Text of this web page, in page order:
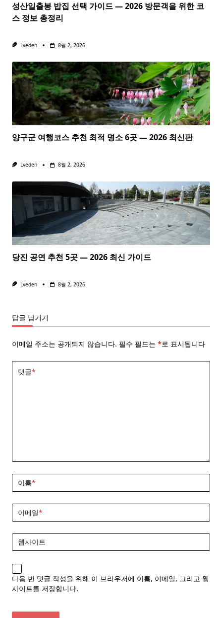
성산일출봉 밥집 선택 가이드 — 2026 방문객을 위한 코
스 정보 총정리
Lveden 8월 2, 2026
양구군 여행코스 추천 최적 명소 6곳 — 2026 최신판
Lveden 8월 2, 2026
당진 공연 추천 5곳 — 2026 최신 가이드
Lveden 8월 2, 2026
답글 남기기
이메일 주소는 공개되지 않습니다. 필수 필드는 *로 표시됩니다
댓글*
이름*
이메일*
웹사이트
다음 번 댓글 작성을 위해 이 브라우저에 이름, 이메일, 그리고 웹
사이트를 저장합니다.